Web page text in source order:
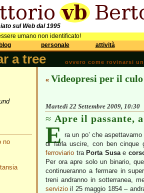
sul Web dal 1995
umano non identificato!
blog personale attività
a tree ovvero come rovinarsi
no
« Videopresi per il culo
Martedì 22 Settembre 2009, 10:30
Apre il passante,
E ra un po’ che
di farla uscire, con ben cinque
ferroviario tra Porta Susae
Per ora apre solo un binario,
continueranno a fermare in
treni andranno in sotterranea,
servizio il 25 maggio 1854 –